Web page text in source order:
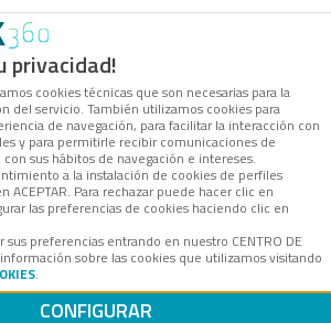
privacidad!
cookies técnicas que son necesarias para la
del servicio. También utilizamos cookies para
de navegación, para facilitar la interacción con
y para permitirle recibir comunicaciones de
sus hábitos de navegación e intereses.
a la instalación de cookies de perfiles
ACEPTAR. Para rechazar puede hacer clic en
las preferencias de cookies haciendo clic en
preferencias entrando en nuestro CENTRO DE
sobre las cookies que utilizamos visitando
.
CONFIGURAR